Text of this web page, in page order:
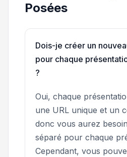
Posées
Dois-je créer un
pour chaque
?
Oui, chaque
une URL unique et un
donc vous aurez
séparé pour chaque
Cependant, vous